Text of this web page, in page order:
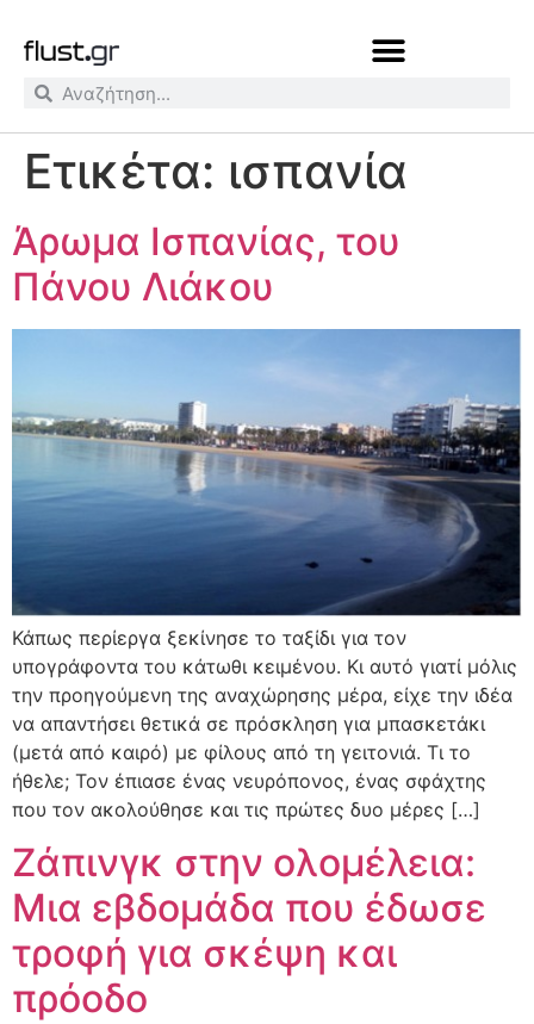
Ετικέτα: ισπανία
Άρωμα Ισπανίας, του
Πάνου Λιάκου
Κάπως περίεργα ξεκίνησε το ταξίδι για τον
υπογράφοντα του κάτωθι κειμένου. Κι αυτό γιατί μόλις
την προηγούμενη της αναχώρησης μέρα, είχε την ιδέα
να απαντήσει θετικά σε πρόσκληση για μπασκετάκι
(μετά από καιρό) με φίλους από τη γειτονιά. Τι το
ήθελε; Τον έπιασε ένας νευρόπονος, ένας σφάχτης
που τον ακολούθησε και τις πρώτες δυο μέρες […]
Ζάπινγκ στην ολομέλεια:
Μια εβδομάδα που έδωσε
τροφή για σκέψη και
πρόοδο